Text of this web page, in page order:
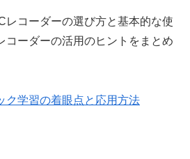
レコーダーの選び方と基本的な使
コーダーの活用のヒントをまとめ
ク学習の着眼点と応用方法